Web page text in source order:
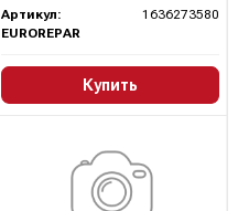
Артикул:
1636273580
EUROREPAR
Купить